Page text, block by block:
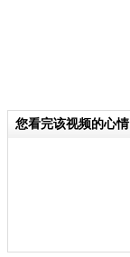
您看完该视频的心情